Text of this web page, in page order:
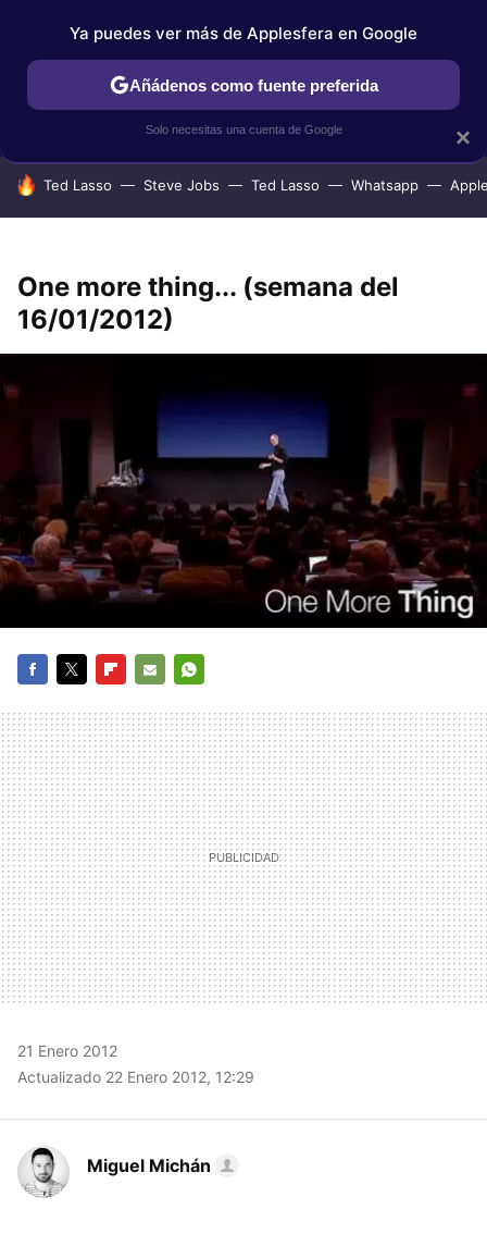
IPHONE TUTORIALES APPLESFERA SELECCIÓN
HOY SE HABLA DE
Ted Lasso Steve Jobs Ted Lasso Whatsapp
One more thing... (semana del
16/01/2012)
MAIL
21 Enero 2012
Actualizado 22 Enero 2012, 12:29
Miguel Michán
×
Ya puedes ver más de Applesfera en Google
Añádenos como fuente preferida
Solo necesitas una cuenta de Google